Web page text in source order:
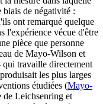
biais de négativité :
ont remarqué quelque
l'expérience vécue d'être
pièce que personne
de Mayo-Wilson et
travaille directement
les plus larges
étudiées (Mayo-
de Leichsenring et